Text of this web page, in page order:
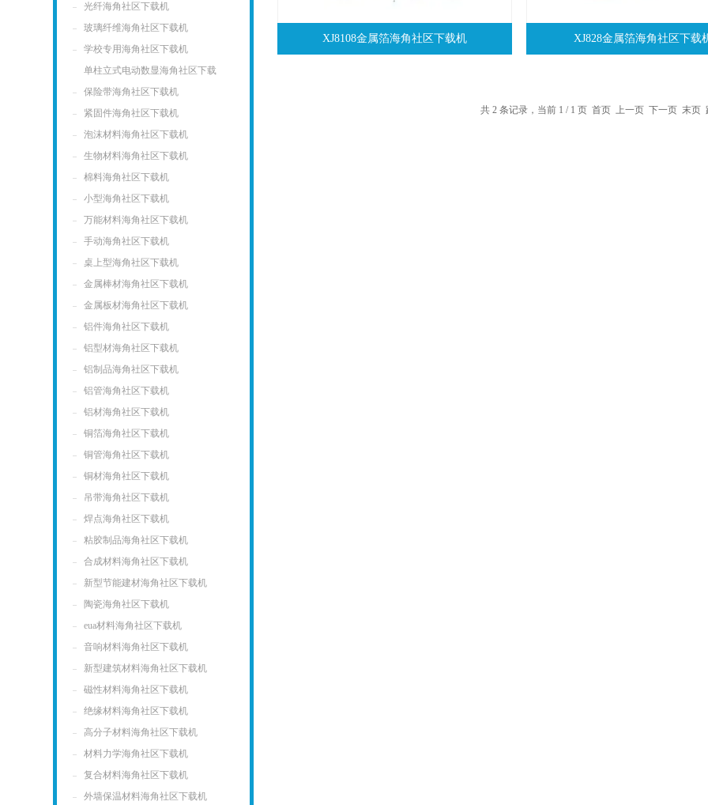
光纤海角社区下载机
玻璃纤维海角社区下载机
学校专用海角社区下载机
单柱立式电动数显海角社区下载
机
保险带海角社区下载机
紧固件海角社区下载机
泡沫材料海角社区下载机
生物材料海角社区下载机
棉料海角社区下载机
小型海角社区下载机
万能材料海角社区下载机
手动海角社区下载机
桌上型海角社区下载机
金属棒材海角社区下载机
金属板材海角社区下载机
铝件海角社区下载机
铝型材海角社区下载机
铝制品海角社区下载机
铝管海角社区下载机
铝材海角社区下载机
铜箔海角社区下载机
铜管海角社区下载机
铜材海角社区下载机
吊带海角社区下载机
焊点海角社区下载机
粘胶制品海角社区下载机
合成材料海角社区下载机
新型节能建材海角社区下载机
陶瓷海角社区下载机
eua材料海角社区下载机
音响材料海角社区下载机
新型建筑材料海角社区下载机
磁性材料海角社区下载机
绝缘材料海角社区下载机
高分子材料海角社区下载机
材料力学海角社区下载机
复合材料海角社区下载机
外墙保温材料海角社区下载机
XJ8108金属箔海角社区下载机 XJ828金属箔海角社区下载
共 2 条记录，当前 1 / 1 页 首页 上一页 下一页 末页